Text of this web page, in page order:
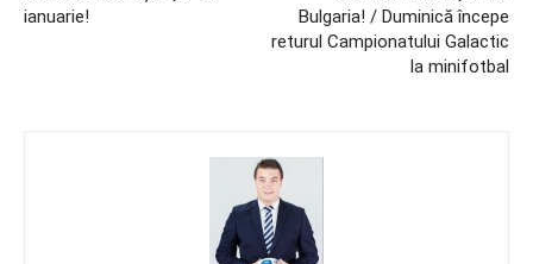
ianuarie!
Bulgaria! / Duminică începe
returul Campionatului Galactic
la minifotbal